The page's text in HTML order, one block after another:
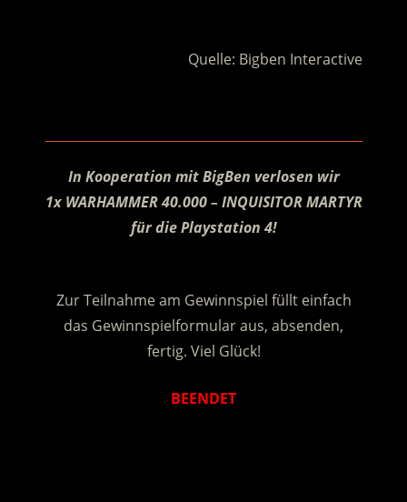
Quelle: Bigben Interactive
In Kooperation mit BigBen verlosen wir
1x WARHAMMER 40.000 – INQUISITOR MARTYR
für die Playstation 4!
Zur Teilnahme am Gewinnspiel füllt einfach
das Gewinnspielformular aus, absenden,
fertig. Viel Glück!
BEENDET